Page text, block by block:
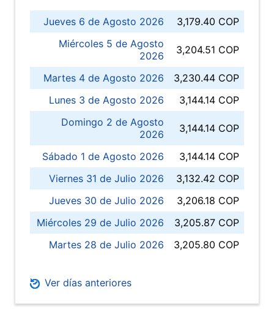
Jueves 6 de Agosto 2026
3,179.40 COP
Miércoles 5 de Agosto
2026
3,204.51 COP
Martes 4 de Agosto 2026
3,230.44 COP
Lunes 3 de Agosto 2026
3,144.14 COP
Domingo 2 de Agosto
2026
3,144.14 COP
Sábado 1 de Agosto 2026
3,144.14 COP
Viernes 31 de Julio 2026
3,132.42 COP
Jueves 30 de Julio 2026
3,206.18 COP
Miércoles 29 de Julio 2026
3,205.87 COP
Martes 28 de Julio 2026
3,205.80 COP
Ver días anteriores